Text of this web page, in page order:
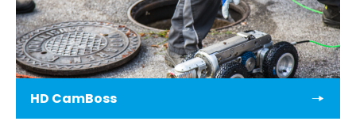
HD CamBoss